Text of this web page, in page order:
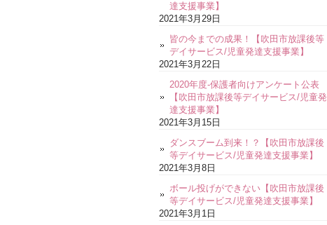
達支援事業】
2021年3月29日
皆の今までの成果！【吹田市放課後等
デイサービス/児童発達支援事業】
2021年3月22日
2020年度-保護者向けアンケート公表
【吹田市放課後等デイサービス/児童発
達支援事業】
2021年3月15日
ダンスブーム到来！？【吹田市放課後
等デイサービス/児童発達支援事業】
2021年3月8日
ボール投げができない【吹田市放課後
等デイサービス/児童発達支援事業】
2021年3月1日